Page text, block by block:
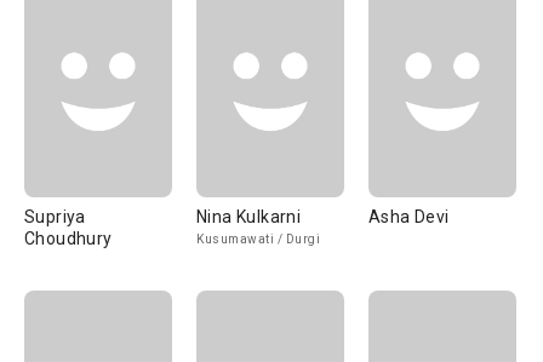
Supriya
Choudhury
Nina Kulkarni
Kusumawati / Durgi
Asha Devi